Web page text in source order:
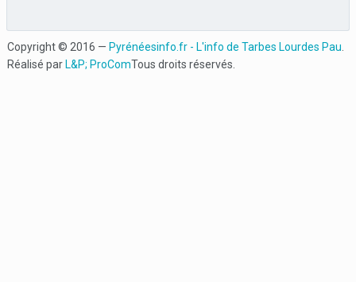
Copyright © 2016 — Pyrénéesinfo.fr - L'info de Tarbes Lourdes Pau.
Tous droits réservés.
Réalisé par L&P; ProCom